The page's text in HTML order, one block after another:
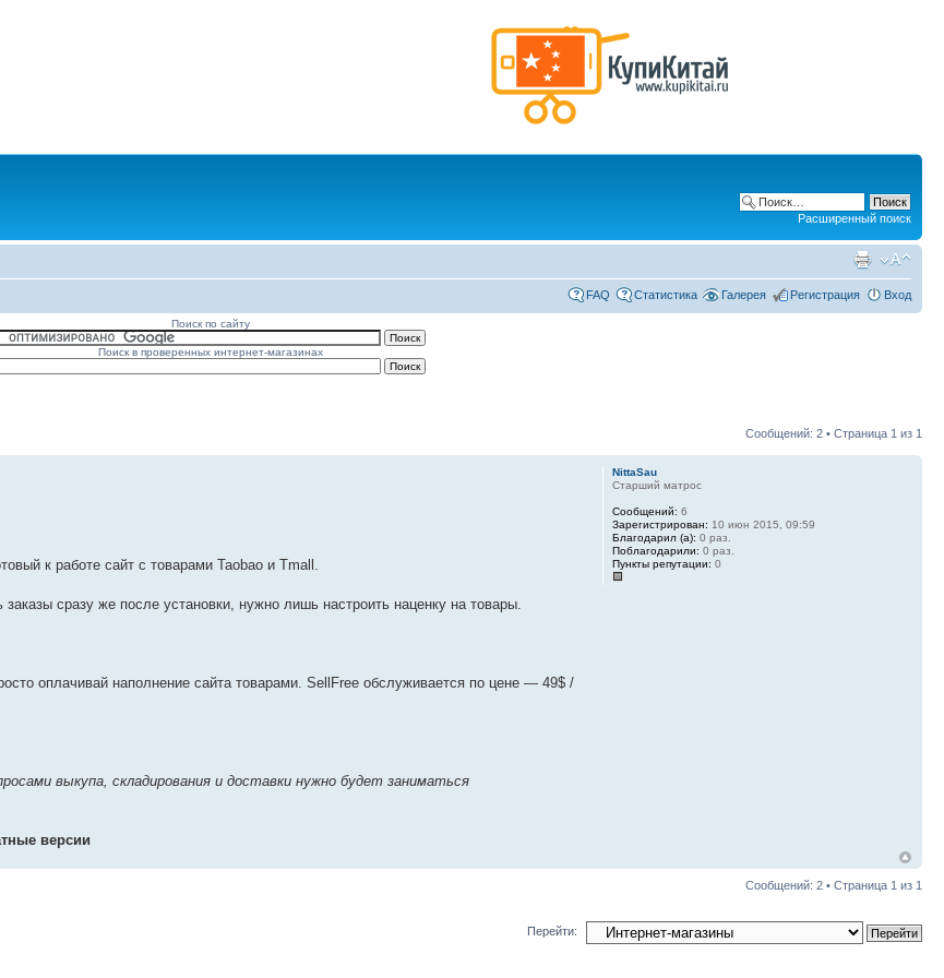
Расширенный поиск
FAQ Статистика Галерея Регистрация Вход
Поиск по сайту
Поиск в проверенных интернет-магазинах
Сообщений: 2 • Страница 1 из 1
к работе сайт c товарами Taobao и Tmall.
сразу же после установки, нужно лишь настроить наценку на товары.
оплачивай наполнение сайта товарами. SellFree обслуживается по цене — 49$ /
выкупа, складирования и доставки нужно будет заниматься
версии
NittaSau
Старший матрос
Сообщений: 6
Зарегистрирован: 10 июн 2015, 09:59
Благодарил (а): 0 раз.
Поблагодарили: 0 раз.
Пункты репутации: 0
Сообщений: 2 • Страница 1 из 1
Перейти: